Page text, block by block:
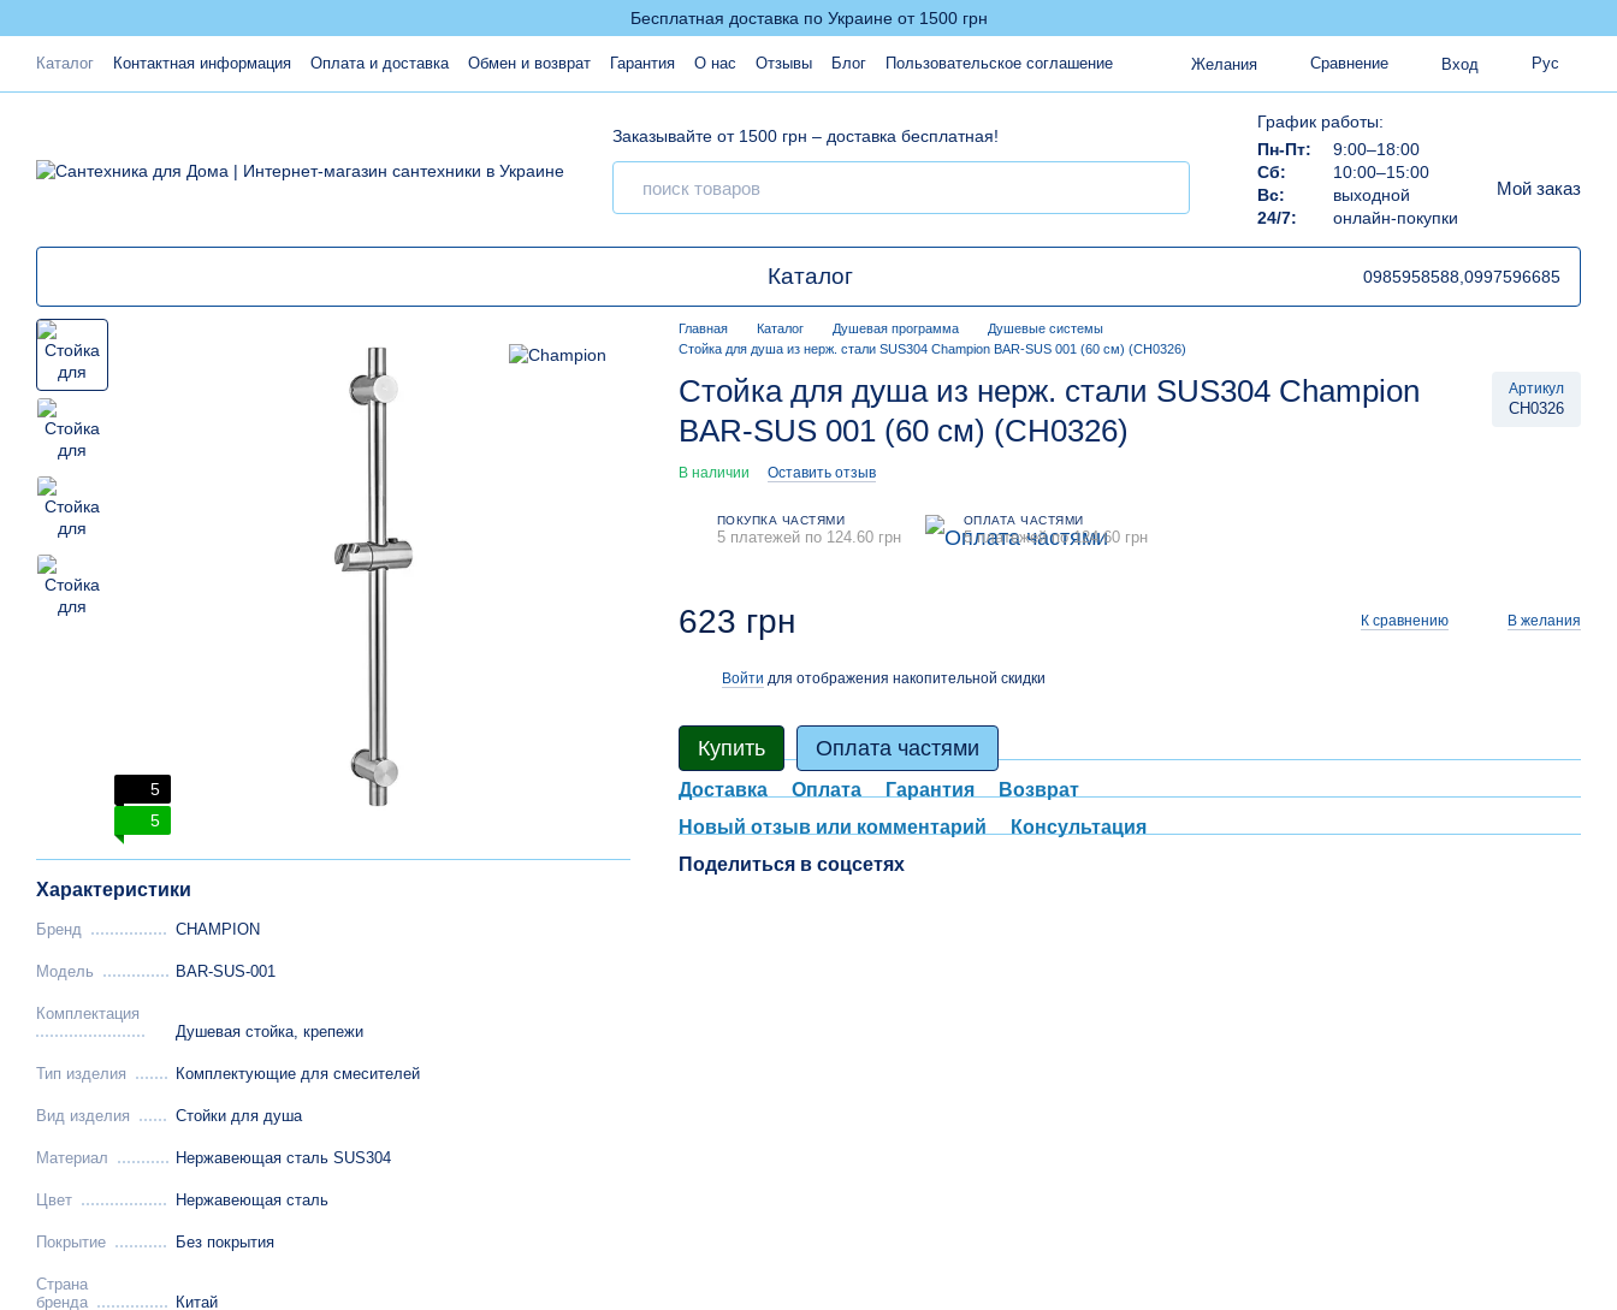
Бесплатная доставка по Украине от 1500 грн
Каталог Контактная информация Оплата и доставка Обмен и возврат Гарантия О нас Отзывы Блог Пользовательское соглашение Желания Сравнение Вход Рус
Заказывайте от 1500 грн – доставка бесплатная!
График работы:
Пн-Пт:
9:00–18:00
Сб:
10:00–15:00
Вс:
выходной
24/7:
онлайн-покупки
Мой заказ
Каталог 0985958588, 0997596685
5
5
Характеристики
Бренд CHAMPION
Модель BAR-SUS-001
Комплектация
Душевая стойка, крепежи
Тип изделия Комплектующие для смесителей
Вид изделия Стойки для душа
Материал Нержавеющая сталь SUS304
Цвет Нержавеющая сталь
Покрытие Без покрытия
Страна
бренда
Китай
Главная Каталог Душевая программа
Душевые системы
Стойка для душа из нерж. стали SUS304 Champion BAR-SUS 001 (60 см) (CH0326)
Стойка для душа из нерж. стали SUS304 Champion
BAR-SUS 001 (60 см) (CH0326)
Артикул
CH0326
В наличии Оставить отзыв
ПОКУПКА ЧАСТЯМИ
5 платежей по 124.60 грн
ОПЛАТА ЧАСТЯМИ
5 платежей по 124.60 грн
623 грн К сравнению В желания
Войти для отображения накопительной скидки
Купить Оплата частями
Доставка Оплата Гарантия
Возврат
Новый отзыв или комментарий
Консультация
Поделиться в соцсетях